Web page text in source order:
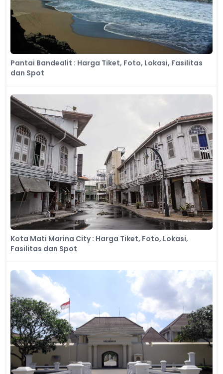
Pantai Bandealit : Harga Tiket, Foto, Lokasi, Fasilitas
dan Spot
​Kota Mati Marina City : Harga Tiket, Foto, Lokasi,
Fasilitas dan Spot